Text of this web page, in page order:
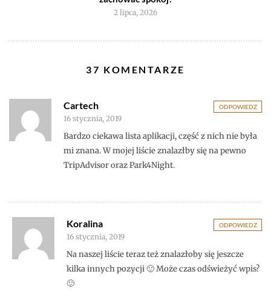
2 lipca, 2026
37 KOMENTARZE
ODPOWIEDZ
Cartech
16 stycznia, 2019
Bardzo ciekawa lista aplikacji, część z nich nie była
mi znana. W mojej liście znalazłby się na pewno
TripAdvisor oraz Park4Night.
ODPOWIEDZ
Koralina
16 stycznia, 2019
Na naszej liście teraz też znalazłoby się jeszcze
kilka innych pozycji 🙂 Może czas odświeżyć wpis?
🙂